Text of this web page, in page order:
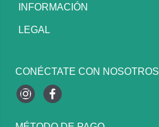
INFORMACIÓN
LEGAL
CONÉCTATE CON NOSOTROS
InstagramFacebook